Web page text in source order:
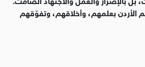
بعلمهم، وأخلاقهم، وتفوّقهم